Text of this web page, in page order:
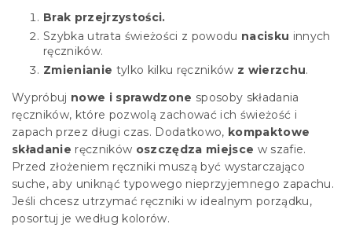
Brak przejrzystości.
Szybka utrata świeżości z powodu nacisku innych
ręczników.
Zmienianie tylko kilku ręczników z wierzchu.
Wypróbuj nowe i sprawdzone sposoby składania
ręczników, które pozwolą zachować ich świeżość i
zapach przez długi czas. Dodatkowo, kompaktowe
składanie ręczników oszczędza miejsce w szafie.
Przed złożeniem ręczniki muszą być wystarczająco
suche, aby uniknąć typowego nieprzyjemnego zapachu.
Jeśli chcesz utrzymać ręczniki w idealnym porządku,
posortuj je według kolorów.